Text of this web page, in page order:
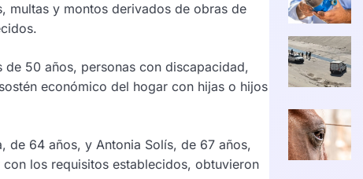
multas y montos derivados de obras de
50 años, personas con discapacidad,
económico del hogar con hijas o hijos
de 64 años, y Antonia Solís, de 67 años,
los requisitos establecidos, obtuvieron